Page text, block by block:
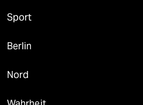
Sport
Berlin
Nord